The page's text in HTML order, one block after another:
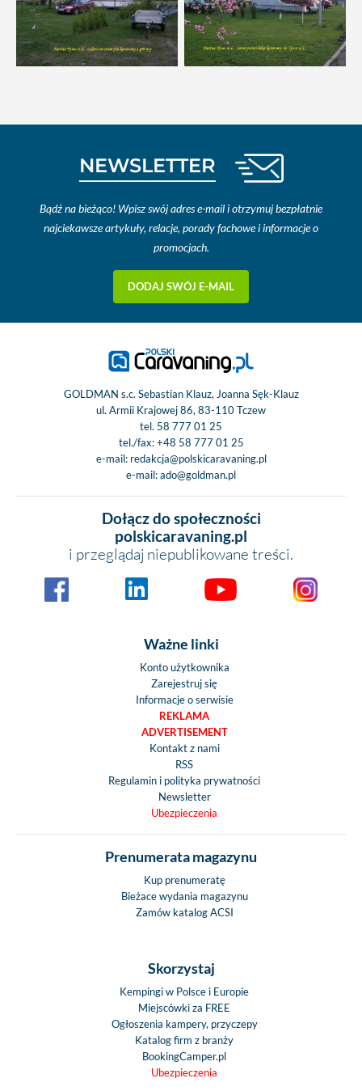
NEWSLETTER
Bądź na bieżąco! Wpisz swój adres e-mail i otrzymuj bezpłatnie
najciekawsze artykuły, relacje, porady fachowe i informacje o
promocjach.
DODAJ SWÓJ E-MAIL
GOLDMAN s.c. Sebastian Klauz, Joanna Sęk-Klauz
ul. Armii Krajowej 86, 83-110 Tczew
tel. 58 777 01 25
tel./fax:+48 58 777 01 25
e-mail: redakcja@polskicaravaning.pl
e-mail:ado@goldman.pl
Dołącz do społeczności
polskicaravaning.pl
i przeglądaj niepublikowane treści.
Ważne linki
Konto użytkownika
Zarejestruj się
Informacje o serwisie
REKLAMA
ADVERTISEMENT
Kontakt z nami
RSS
Regulamin i polityka prywatności
Newsletter
Ubezpieczenia
Prenumerata magazynu
Kup prenumeratę
Bieżace wydania magazynu
Zamów katalog ACSI
Skorzystaj
Kempingi w Polsce i Europie
Miejscówki za FREE
Ogłoszenia kampery, przyczepy
Katalog firm z branży
BookingCamper.pl
Ubezpieczenia